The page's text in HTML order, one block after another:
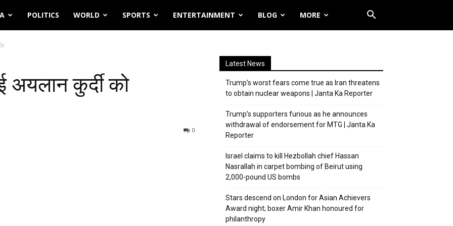
POLITICS WORLD SPORTS ENTERTAINMENT BLOG MORE
अयलान कुर्दी को
0
Latest News
Trump’s worst fears come true as Iran threatens
to obtain nuclear weapons | Janta Ka Reporter
Trump’s supporters furious as he announces
withdrawal of endorsement for MTG | Janta Ka
Reporter
Israel claims to kill Hezbollah chief Hassan
Nasrallah in carpet bombing of Beirut using
2,000-pound US bombs
Stars descend on London for Asian Achievers
Award night; boxer Amir Khan honoured for
philanthropy